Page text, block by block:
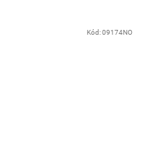
Kód:09174NO